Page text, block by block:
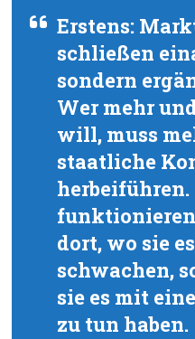
Erstens:
schließen
sondern
Wer mehr
will, muss
staatliche
dort, wo sie
schwachen,
sie es mit
zu tun haben.